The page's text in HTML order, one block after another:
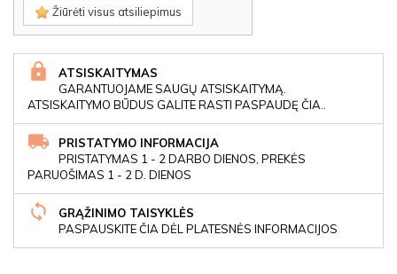
Žiūrėti visus atsiliepimus
ATSISKAITYMAS
GARANTUOJAME SAUGŲ ATSISKAITYMĄ.
ATSISKAITYMO BŪDUS GALITE RASTI PASPAUDĘ ČIA..
PRISTATYMO INFORMACIJA
PRISTATYMAS 1 - 2 DARBO DIENOS, PREKĖS
PARUOŠIMAS 1 - 2 D. DIENOS
GRĄŽINIMO TAISYKLĖS
PASPAUSKITE ČIA DĖL PLATESNĖS INFORMACIJOS